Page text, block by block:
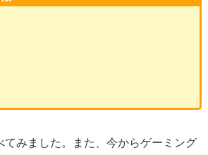
みました。また、今からゲーミング